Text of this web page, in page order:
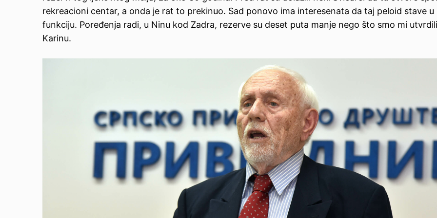
rekreacioni centar, a onda je rat to prekinuo. Sad ponovo ima interesenata da taj peloid stave u
funkciju. Poređenja radi, u Ninu kod Zadra, rezerve su deset puta manje nego što smo mi
Karinu.